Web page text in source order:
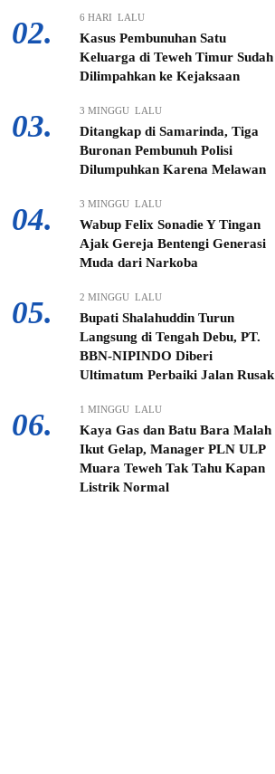
02. 6 HARI LALU
Kasus Pembunuhan Satu
Keluarga di Teweh Timur Sudah
Dilimpahkan ke Kejaksaan
03. 3 MINGGU LALU
Ditangkap di Samarinda, Tiga
Buronan Pembunuh Polisi
Dilumpuhkan Karena Melawan
04. 3 MINGGU LALU
Wabup Felix Sonadie Y Tingan
Ajak Gereja Bentengi Generasi
Muda dari Narkoba
05. 2 MINGGU LALU
Bupati Shalahuddin Turun
Langsung di Tengah Debu, PT.
BBN-NIPINDO Diberi
Ultimatum Perbaiki Jalan Rusak
06. 1 MINGGU LALU
Kaya Gas dan Batu Bara Malah
Ikut Gelap, Manager PLN ULP
Muara Teweh Tak Tahu Kapan
Listrik Normal